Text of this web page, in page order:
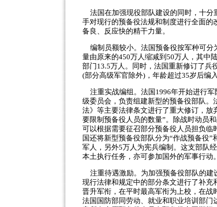
法国在加强现役部队建设的同时，十分
手对现行的预备役法规和制度进行全面
备良、反应快的精干力量。
编制员额较小。法国预备役按军种可分
量由原来的450万人缩减到50万人，其中
部门13.5万人。同时，法国重新修订了兵
(部分高级军官除外)，年龄超过35岁后编
注重实战编组。法国1996年开始进行军
级委员会，负责组建新型的预备役部队
法》等主要法律条文进行了重大修订，放
要限制预备役人员的数量”。除战时动员
可以根据需要征召部分预备役人员担负
国还将新型预备役部队分为“作战预备役
军人，另外5万人为宪兵编制。这支部队
本土执行任务，亦可参加国外的军事行动
注重待遇激励。为加强预备役部队的建
现行法律和规定中的部分条文进行了补
晋升军衔，在平时最高军衔为上校，在
法国国防部同劳动、就业和职业培训部